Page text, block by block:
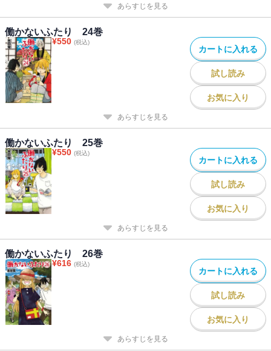
あらすじを見る
働かないふたり 24巻
¥550 (税込)
カートに入れる
試し読み
お気に入り
あらすじを見る
働かないふたり 25巻
¥550 (税込)
カートに入れる
試し読み
お気に入り
あらすじを見る
働かないふたり 26巻
¥616 (税込)
カートに入れる
試し読み
お気に入り
あらすじを見る